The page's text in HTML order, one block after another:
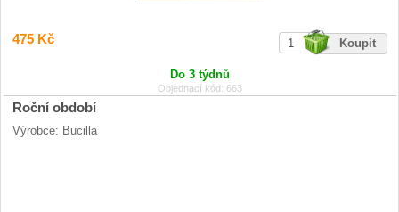
475 Kč
Do 3 týdnů
Objednací kód: 663
Roční období
Výrobce: Bucilla